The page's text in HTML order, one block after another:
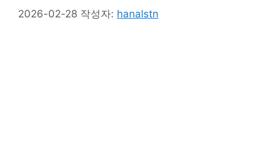
2026-02-28 작성자: hanalstn